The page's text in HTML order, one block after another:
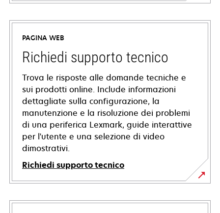
PAGINA WEB
Richiedi supporto tecnico
Trova le risposte alle domande tecniche e
sui prodotti online. Include informazioni
dettagliate sulla configurazione, la
manutenzione e la risoluzione dei problemi
di una periferica Lexmark, guide interattive
per l'utente e una selezione di video
dimostrativi.
Richiedi supporto tecnico
si
apre